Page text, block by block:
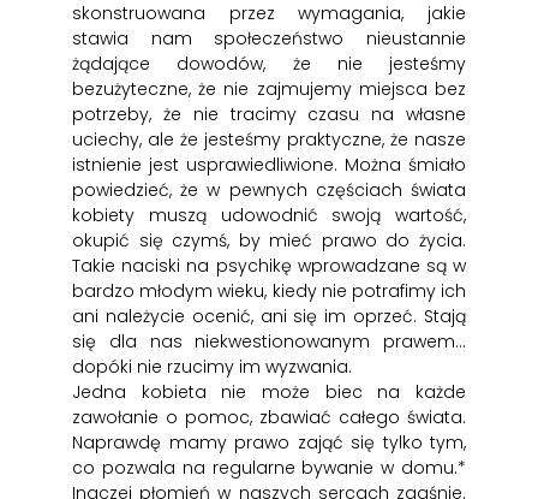
skonstruowana przez wymagania, jakie
stawia nam społeczeństwo nieustannie
żądające dowodów, że nie jesteśmy
bezużyteczne, że nie zajmujemy miejsca bez
potrzeby, że nie tracimy czasu na własne
uciechy, ale że jesteśmy praktyczne, że nasze
istnienie jest usprawiedliwione. Można śmiało
powiedzieć, że w pewnych częściach świata
kobiety muszą udowodnić swoją wartość,
okupić się czymś, by mieć prawo do życia.
Takie naciski na psychikę wprowadzane są w
bardzo młodym wieku, kiedy nie potrafimy ich
ani należycie ocenić, ani się im oprzeć. Stają
się dla nas niekwestionowanym prawem…
dopóki nie rzucimy im wyzwania.
Jedna kobieta nie może biec na każde
zawołanie o pomoc, zbawiać całego świata.
Naprawdę mamy prawo zająć się tylko tym,
co pozwala na regularne bywanie w domu.*
Inaczej płomień w naszych sercach zgaśnie.